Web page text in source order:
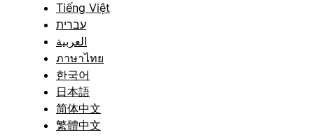
Tiếng Việt
עברית
العربية
ภาษาไทย
한국어
日本語
简体中文
繁體中文